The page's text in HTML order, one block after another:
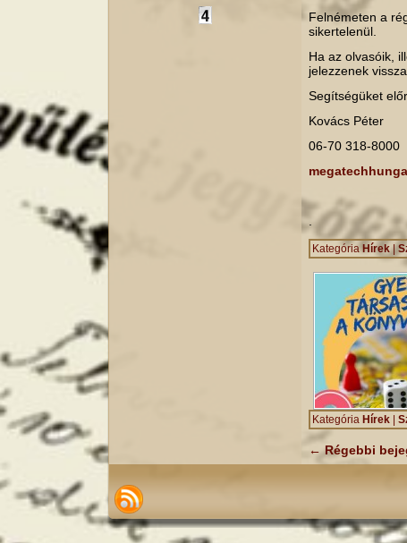
Felnémeten a
sikertelenül.
Ha az olvasóik,
jelezzenek
Segítségüket
Kovács Péter
06-70 318-8000
Kategória Hírek|
Kategória Hírek
← Régebbi